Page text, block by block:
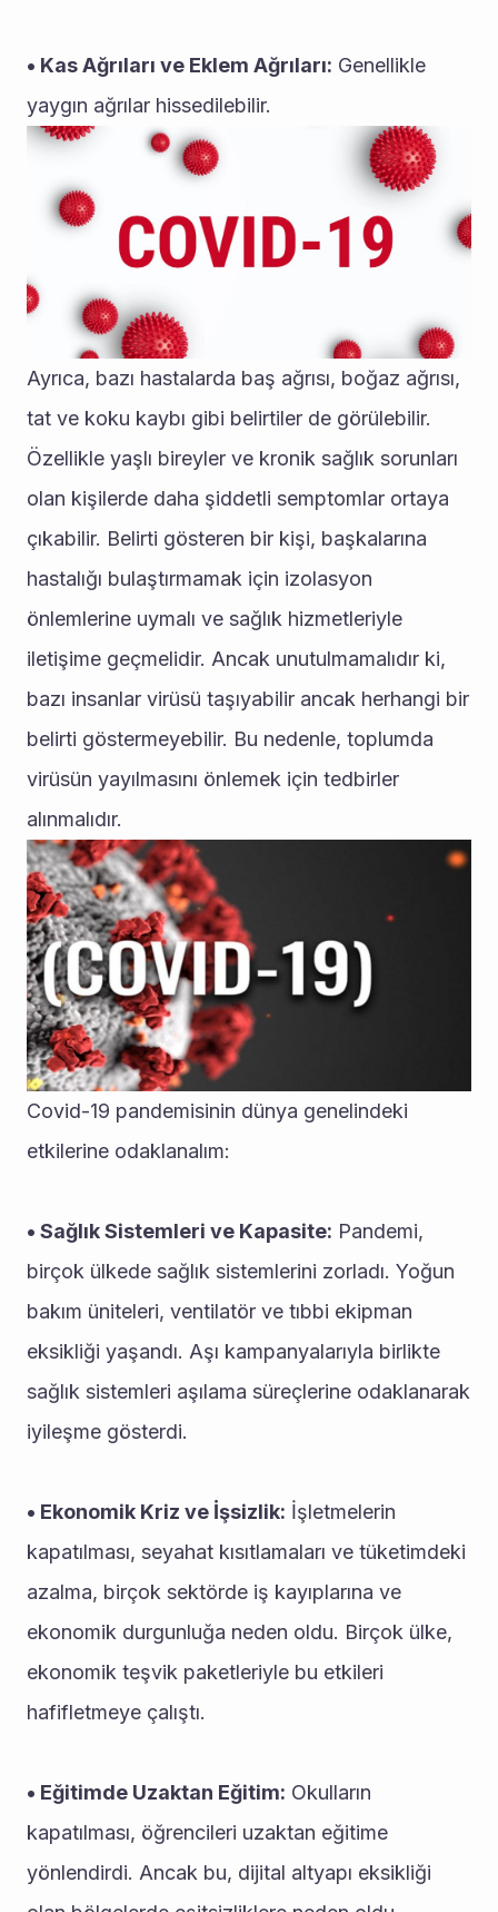
• Kas Ağrıları ve Eklem Ağrıları: Genellikle
yaygın ağrılar hissedilebilir.
Ayrıca, bazı hastalarda baş ağrısı, boğaz ağrısı,
tat ve koku kaybı gibi belirtiler de görülebilir.
Özellikle yaşlı bireyler ve kronik sağlık sorunları
olan kişilerde daha şiddetli semptomlar ortaya
çıkabilir. Belirti gösteren bir kişi, başkalarına
hastalığı bulaştırmamak için izolasyon
önlemlerine uymalı ve sağlık hizmetleriyle
iletişime geçmelidir. Ancak unutulmamalıdır ki,
bazı insanlar virüsü taşıyabilir ancak herhangi bir
belirti göstermeyebilir. Bu nedenle, toplumda
virüsün yayılmasını önlemek için tedbirler
alınmalıdır.
Covid-19 pandemisinin dünya genelindeki
etkilerine odaklanalım:
• Sağlık Sistemleri ve Kapasite: Pandemi,
birçok ülkede sağlık sistemlerini zorladı. Yoğun
bakım üniteleri, ventilatör ve tıbbi ekipman
eksikliği yaşandı. Aşı kampanyalarıyla birlikte
sağlık sistemleri aşılama süreçlerine odaklanarak
iyileşme gösterdi.
• Ekonomik Kriz ve İşsizlik: İşletmelerin
kapatılması, seyahat kısıtlamaları ve tüketimdeki
azalma, birçok sektörde iş kayıplarına ve
ekonomik durgunluğa neden oldu. Birçok ülke,
ekonomik teşvik paketleriyle bu etkileri
hafifletmeye çalıştı.
• Eğitimde Uzaktan Eğitim: Okulların
kapatılması, öğrencileri uzaktan eğitime
yönlendirdi. Ancak bu, dijital altyapı eksikliği